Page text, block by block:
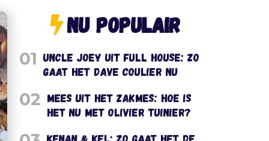
Nu populair
01 Uncle Joey uit Full House: zo
gaat het Dave Coulier nu
02 Mees uit het Zakmes: hoe is
het nu met Olivier Tuinier?
Kenan & Kel: zo gaat het de